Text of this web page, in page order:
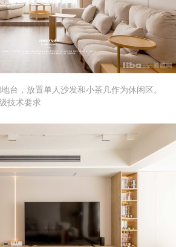
台，放置单人沙发和小茶几作为休闲区。
技术要求